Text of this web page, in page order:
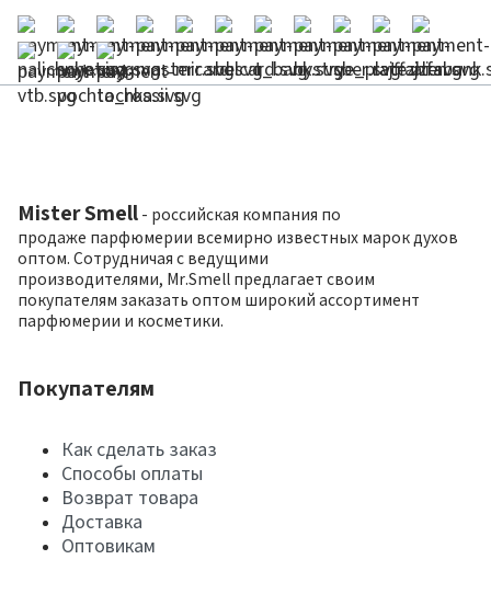
Mister Smell - российская компания по
продаже парфюмерии всемирно известных марок духов
оптом. Сотрудничая с ведущими
производителями, Mr.Smell предлагает своим
покупателям заказать оптом широкий ассортимент
парфюмерии и косметики.
Покупателям
Как сделать заказ
Способы оплаты
Возврат товара
Доставка
Оптовикам